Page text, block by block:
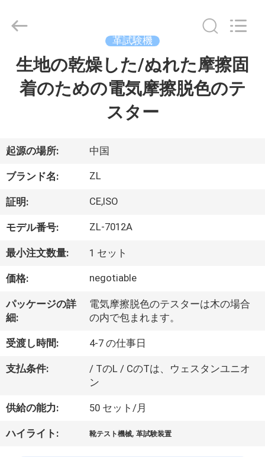
家
ダ
ク
ト
ビ
オ
に
つ
い
Dongguan
Zhongli
Reserved.
革試験機
生地の乾燥した/ぬれた摩擦固
着のための電気摩擦脱色のテ
スター
起源の場所: 中国
ブランド名: ZL
証明: CE,ISO
モデル番号: ZL-7012A
最小注文数量: 1 セット
価格: negotiable
パッケージの詳
細:
電気摩擦脱色のテスターは木の場合
の内で包まれます。
受渡し時間: 4-7 の仕事日
支払条件:
/ TのL / CのTは、ウェスタンユニオ
ン
供給の能力: 50 セット/月
ハイライト: 靴テスト機械,革試験装置